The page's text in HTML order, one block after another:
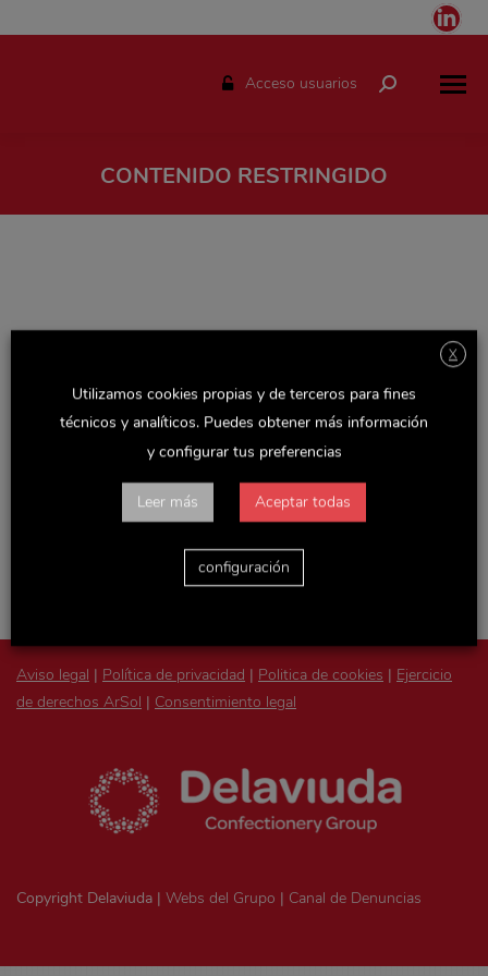
Acceso usuarios Buscar:
CONTENIDO RESTRINGIDO
Espacio solo disponible para el personal de Delaviuda.
Accede con tu usuario y podrás consultar todas las
novedades de la empresa, actualizaciones de Recursos
Aviso legal | Política de privacidad | Politica de cookies | Ejercicio
de derechos ArSol | Consentimiento legal
Copyright Delaviuda | Webs del Grupo | Canal de Denuncias
X
Utilizamos cookies propias y de terceros para fines
técnicos y analíticos. Puedes obtener más información
y configurar tus preferencias
Leer más Aceptar todas
configuración